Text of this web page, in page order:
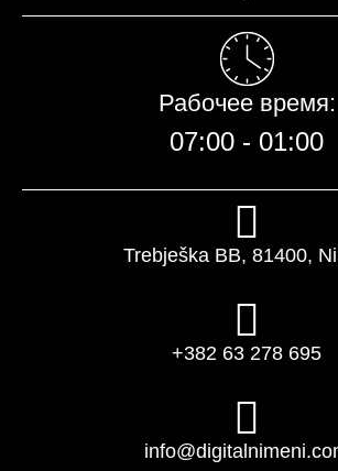
Рабочее время:​
07:00 - 01:00​
Trebješka BB, 81400,
+382 63 278 695